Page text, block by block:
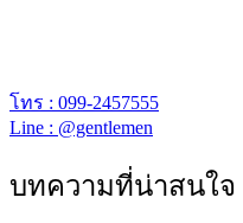
โทร : 099-2457555
Line : @gentlemen
บทความที่น่าสนใจ